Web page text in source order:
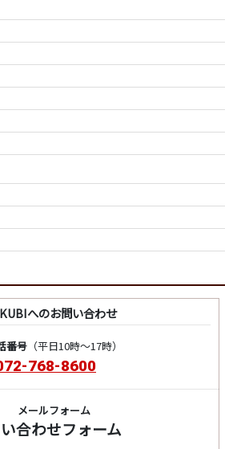
へのお問い合わせ
番号（平日10時～17時）
768-8600
メールフォーム
合わせフォーム